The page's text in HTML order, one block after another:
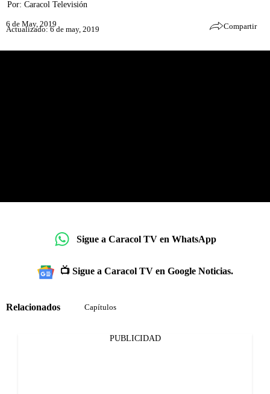
Por: Caracol Televisión
6 de May, 2019
Actualizado: 6 de may, 2019 Compartir
Sigue a Caracol TV en WhatsApp
📺 Sigue a Caracol TV en Google Noticias.
Relacionados Capítulos
PUBLICIDAD